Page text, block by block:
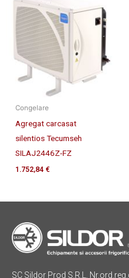
Congelare
Agregat carcasat
silentios Tecumseh
SILAJ2446Z-FZ
1.752,84 €
SC Sildor Prod S.R.L.